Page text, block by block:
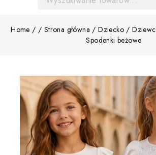
Home / / Strona główna / Dziecko /
Spodenki beżowe